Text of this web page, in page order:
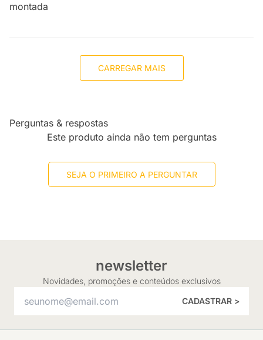
montada
CARREGAR MAIS
Perguntas & respostas
Este produto ainda não tem perguntas
SEJA O PRIMEIRO A PERGUNTAR
newsletter
Novidades, promoções e conteúdos exclusivos
CADASTRAR >